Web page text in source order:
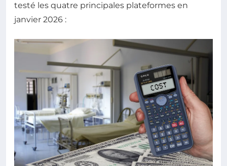
testé les quatre principales plateformes en
janvier 2026 :